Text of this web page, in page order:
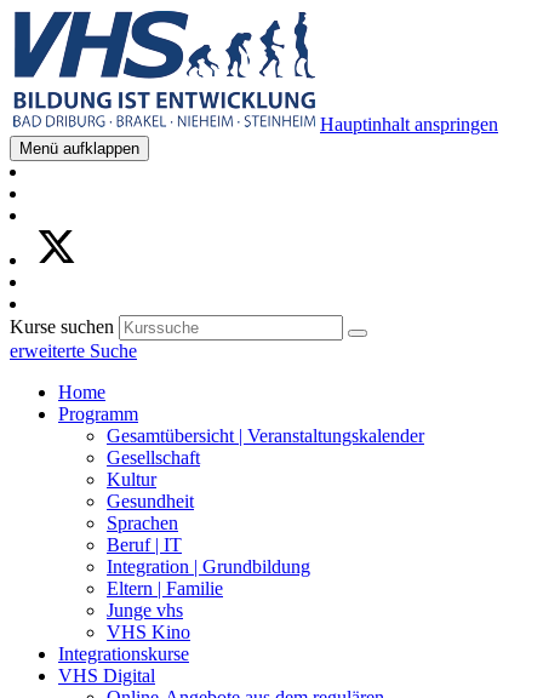
Hauptinhalt anspringen
Menü aufklappen
Kurse suchen
erweiterte Suche
Home
Programm
Gesamtübersicht | Veranstaltungskalender
Gesellschaft
Kultur
Gesundheit
Sprachen
Beruf | IT
Integration | Grundbildung
Eltern | Familie
Junge vhs
VHS Kino
Integrationskurse
VHS Digital